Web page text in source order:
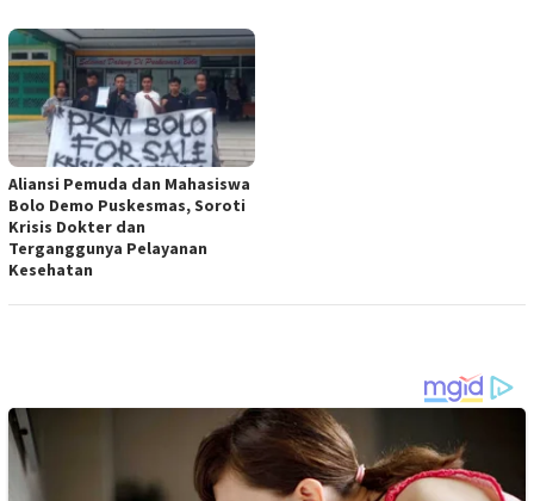
Aliansi Pemuda dan Mahasiswa
Bolo Demo Puskesmas, Soroti
Krisis Dokter dan
Terganggunya Pelayanan
Kesehatan